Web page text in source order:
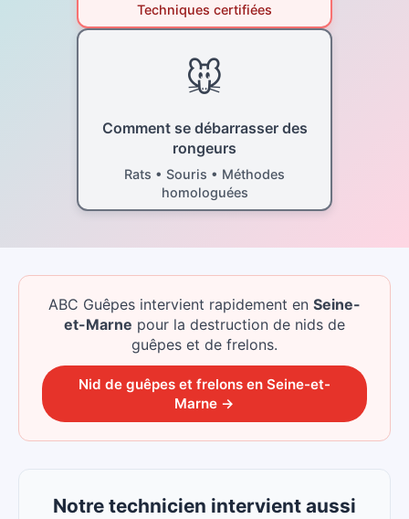
Techniques certifiées
🐭
Comment se débarrasser des
rongeurs
Rats • Souris • Méthodes
homologuées
ABC Guêpes intervient rapidement en Seine-
et-Marne pour la destruction de nids de
guêpes et de frelons.
Nid de guêpes et frelons en Seine-et-
Marne →
Notre technicien intervient aussi